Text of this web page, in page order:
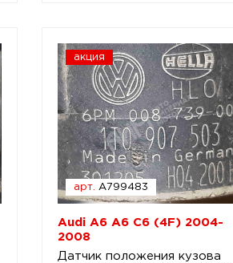
акция
арт. A799483
Audi A6 A6 C6 (4F) 2004-
2008
Датчик положения кузова